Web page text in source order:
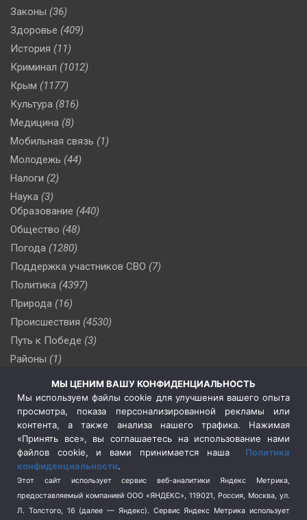
Законы (36)
Здоровье (409)
История (11)
Криминал (1012)
Крым (1177)
Культура (816)
Медицина (8)
Мобильная связь (1)
Молодежь (44)
Налоги (2)
Наука (3)
Образование (440)
Общество (48)
Погода (1280)
Поддержка участников СВО (7)
Политика (4397)
Природа (16)
Происшествия (4530)
Путь к Победе (3)
Районы (1)
Сельское хозяйство (3)
Социальная политика
(3)
Спецоперация в Украине
Спецоперация на Украине
(404)
Спорт (740)
Терроризм (1)
МЫ ЦЕНИМ ВАШУ КОНФИДЕНЦИАЛЬНОСТЬ
Мы используем файлы cookie для улучшения вашего опыта
просмотра, показа персонализированной рекламы или
контента, а также анализа нашего трафика. Нажимая
«Принять все», вы соглашаетесь на использование нами
файлов cookie, и вами принимается наша Политика
конфиденциальности.
Этот сайт использует сервис веб-аналитики Яндекс Метрика,
предоставляемый компанией ООО «ЯНДЕКС», 119021, Россия, Москва, ул.
Л. Толстого, 16 (далее — Яндекс). Сервис Яндекс Метрика использует